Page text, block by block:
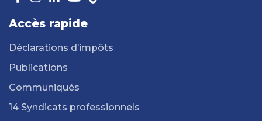
Accès rapide
Déclarations d’impôts
Publications
Communiqués
14 Syndicats professionnels